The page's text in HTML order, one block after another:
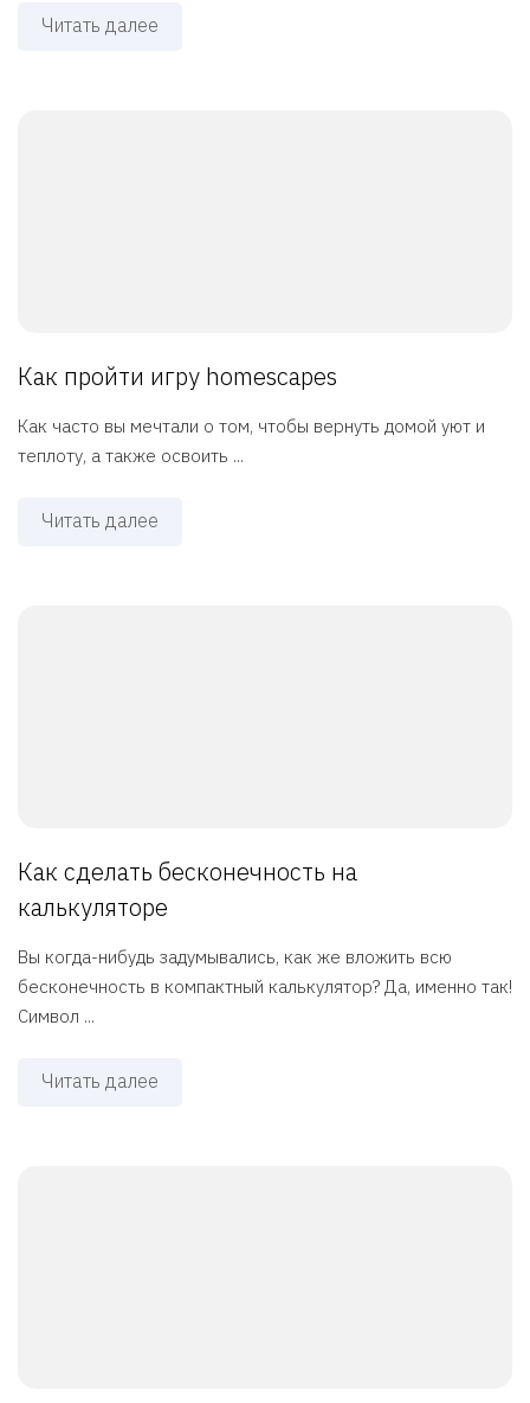
Читать далее
Как пройти игру homescapes
Как часто вы мечтали о том, чтобы вернуть домой уют и
теплоту, а также освоить ...
Читать далее
Как сделать бесконечность на
калькуляторе
Вы когда-нибудь задумывались, как же вложить всю
бесконечность в компактный калькулятор? Да, именно так!
Символ ...
Читать далее